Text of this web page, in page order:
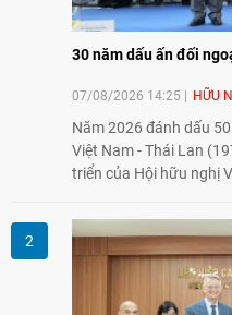
30 năm dấu ấn đối
07/08/2026 14:25 HỮU
Năm 2026 đánh dấu
Việt Nam - Thái Lan
triển của Hội hữu nghị
tình hữu nghị, đồng
giao lưu truyền thống
nghiệp, giáo dục, văn
cường sự hiểu biết và